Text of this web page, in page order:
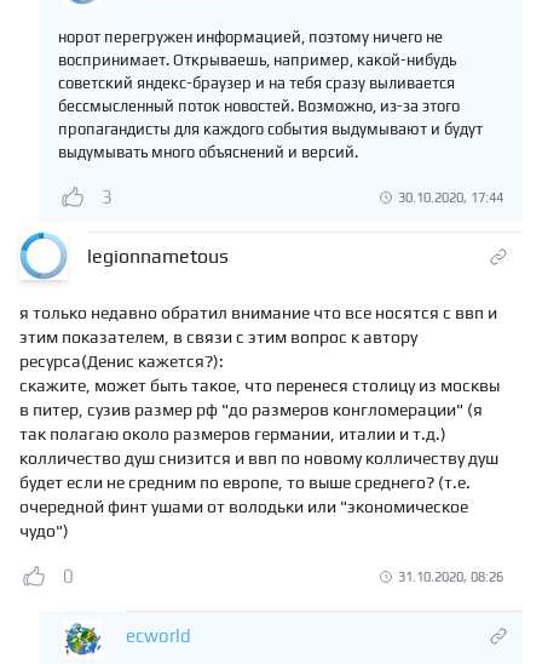
норот перегружен информацией, поэтому ничего не
воспринимает. Открываешь, например, какой-нибудь
советский яндекс-браузер и на тебя сразу выливается
бессмысленный поток новостей. Возможно, из-за этого
пропагандисты для каждого события выдумывают и будут
выдумывать много объяснений и версий.
3 30.10.2020, 17:44
legionnametous
я только недавно обратил внимание что все носятся с ввп и
этим показателем, в связи с этим вопрос к автору
ресурса(Денис кажется?):
скажите, может быть такое, что перенеся столицу из москвы
в питер, сузив размер рф "до размеров конгломерации" (я
так полагаю около размеров германии, италии и т.д.)
колличество душ снизится и ввп по новому колличеству душ
будет если не средним по европе, то выше среднего? (т.е.
очередной финт ушами от володьки или "экономическое
чудо")
0 31.10.2020, 08:26
ecworld